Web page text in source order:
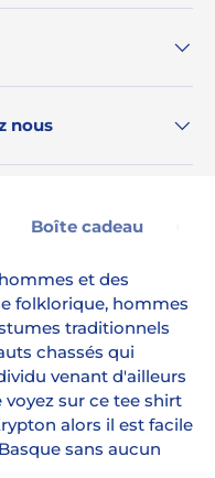
nous
Boîte cadeau
et des
folklorique, hommes
traditionnels
chassés qui
venant d'ailleurs
sur ce tee shirt
alors il est facile
sans aucun